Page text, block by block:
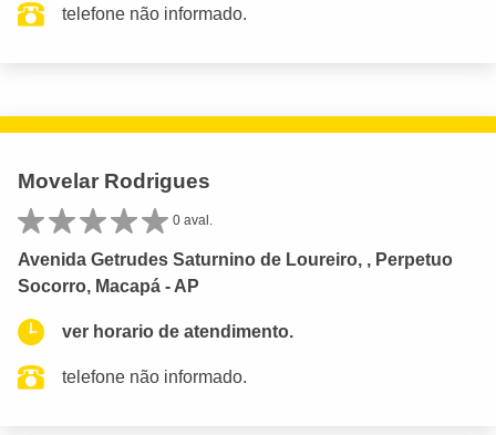
telefone não informado.
Movelar Rodrigues
0 aval.
Avenida Getrudes Saturnino de Loureiro, , Perpetuo
Socorro, Macapá - AP
ver horario de atendimento.
telefone não informado.